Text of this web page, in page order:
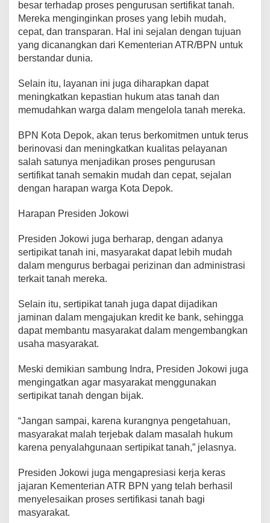
besar terhadap proses pengurusan sertifikat tanah.
Mereka menginginkan proses yang lebih mudah,
cepat, dan transparan. Hal ini sejalan dengan tujuan
yang dicanangkan dari Kementerian ATR/BPN untuk
berstandar dunia.
Selain itu, layanan ini juga diharapkan dapat
meningkatkan kepastian hukum atas tanah dan
memudahkan warga dalam mengelola tanah mereka.
BPN Kota Depok, akan terus berkomitmen untuk terus
berinovasi dan meningkatkan kualitas pelayanan
salah satunya menjadikan proses pengurusan
sertifikat tanah semakin mudah dan cepat, sejalan
dengan harapan warga Kota Depok.
Harapan Presiden Jokowi
Presiden Jokowi juga berharap, dengan adanya
sertipikat tanah ini, masyarakat dapat lebih mudah
dalam mengurus berbagai perizinan dan administrasi
terkait tanah mereka.
Selain itu, sertipikat tanah juga dapat dijadikan
jaminan dalam mengajukan kredit ke bank, sehingga
dapat membantu masyarakat dalam mengembangkan
usaha masyarakat.
Meski demikian sambung Indra, Presiden Jokowi juga
mengingatkan agar masyarakat menggunakan
sertipikat tanah dengan bijak.
“Jangan sampai, karena kurangnya pengetahuan,
masyarakat malah terjebak dalam masalah hukum
karena penyalahgunaan sertipikat tanah,” jelasnya.
Presiden Jokowi juga mengapresiasi kerja keras
jajaran Kementerian ATR BPN yang telah berhasil
menyelesaikan proses sertifikasi tanah bagi
masyarakat.